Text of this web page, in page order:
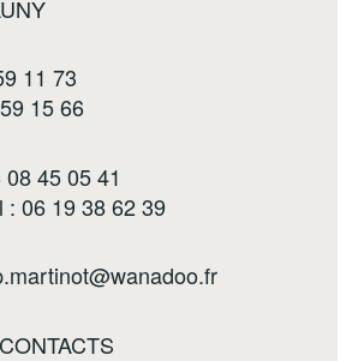
11 73
15 66
45 05 41
: 06 19 38 62 39